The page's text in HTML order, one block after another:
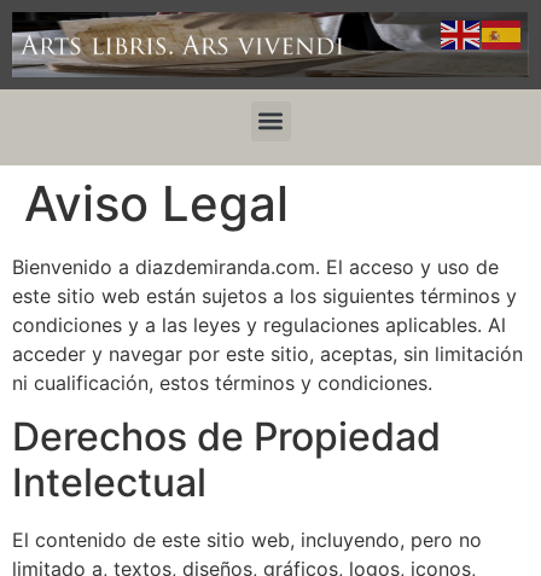
Aviso Legal
Bienvenido a diazdemiranda.com. El acceso y uso de
este sitio web están sujetos a los siguientes términos y
condiciones y a las leyes y regulaciones aplicables. Al
acceder y navegar por este sitio, aceptas, sin limitación
ni cualificación, estos términos y condiciones.
Derechos de Propiedad
Intelectual
El contenido de este sitio web, incluyendo, pero no
limitado a, textos, diseños, gráficos, logos, iconos,